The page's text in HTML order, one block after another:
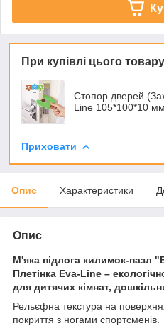
При купівлі цього
Стопор дверей
Line 105*100*10 мм
Приховати
Опис Характеристики
Опис
М'яка підлога килимок-пазл
Плетінка Eva-Line –
для дитячих кімнат,
Рельєфна текстура на
покриття з ногами спортсменів.